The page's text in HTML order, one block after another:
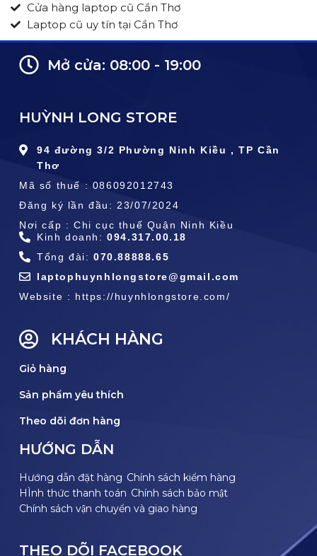
Cửa hàng laptop cũ Cần Thơ
Laptop cũ uy tín tại Cần Thơ
Mở cửa: 08:00 - 19:00
HUỲNH LONG STORE
94 đường 3/2 Phường Ninh Kiều , TP Cần
Thơ
Mã số thuế : 086092012743
Đăng ký lần đầu: 23/07/2024
Nơi cấp : Chi cục thuế Quận Ninh Kiều
Kinh doanh:094.317.00.18
Tổng đài: 070.88888.65
laptophuynhlongstore@gmail.com
Website : https://huynhlongstore.com/
KHÁCH HÀNG
Giỏ hàng
Sản phẩm yêu thích
Theo dõi đơn hàng
HƯỚNG DẪN
Hướng dẫn đặt hàng Chính sách kiểm hàng
HÌnh thức thanh toán Chính sách bảo mật
Chính sách vận chuyển và giao hàng
THEO DÕI FACEBOOK